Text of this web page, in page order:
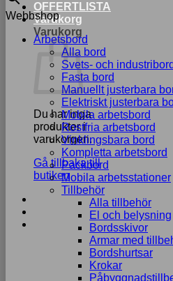
OFFERTLISTA
Varukorg
Varukorg
Du har inga
produkter i
varukorgen.
Gå tillbaka till
butiken
Webbshop
Arbetsbord
Alla bord
Svets- och industribord
Fasta bord
Manuellt justerbara
Elektriskt justerbara
Mobila arbetsbord
Rostfria arbetsbord
Vinklingsbara bord
Kompletta arbetsbord
Packbord
Mobila arbetsstationer
Tillbehör
Alla tillbehör
El och belysning
Bordsskivor
Armar med
Bordshurtsar
Krokar